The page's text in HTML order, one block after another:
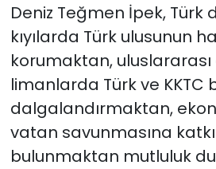
Deniz Teğmen İpek, Türk
kıyılarda Türk ulusunun
korumaktan,
limanlarda Türk ve KKTC
dalgalandırmaktan,
vatan savunmasına
bulunmaktan mutluluk